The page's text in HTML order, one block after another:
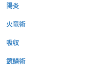
陽炎
火竜術
吸収
鏡鱗術